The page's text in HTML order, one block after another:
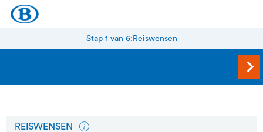
Stap 1 van 6: Reiswensen
REISWENSEN